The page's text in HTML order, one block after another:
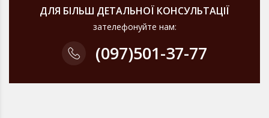
ДЛЯ БІЛЬШ ДЕТАЛЬНОЇ КОНСУЛЬТАЦІЇ
зателефонуйте нам:
(097)501-37-77